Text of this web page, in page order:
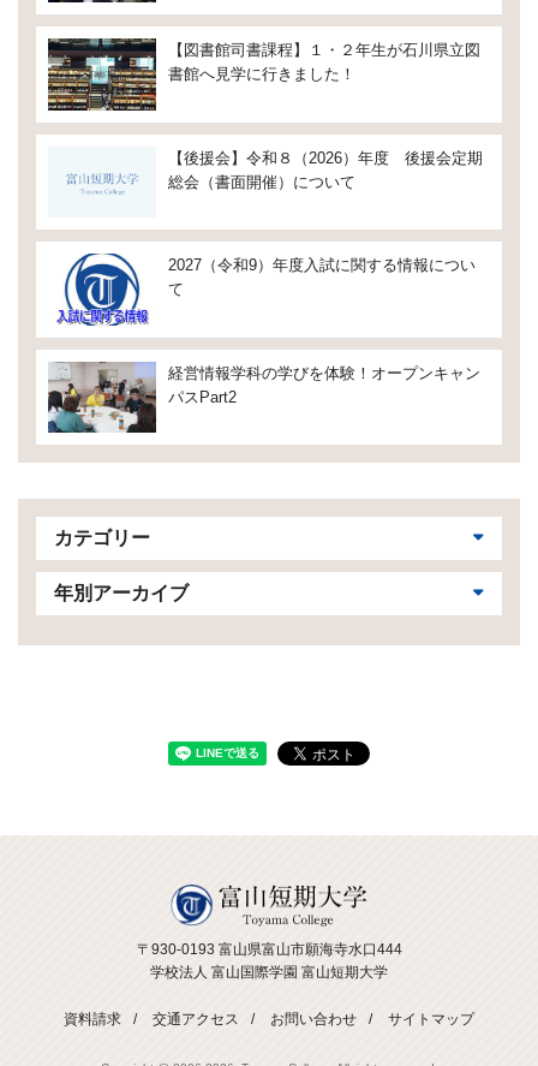
【図書館司書課程】１・２年生が石川県立図
書館へ見学に行きました！
【後援会】令和８（2026）年度 後援会定期
総会（書面開催）について
2027（令和9）年度入試に関する情報につい
て
経営情報学科の学びを体験！オープンキャン
パスPart2
カテゴリー
年別アーカイブ
〒930-0193 富山県富山市願海寺水口444
学校法人 富山国際学園 富山短期大学
資料請求 交通アクセス お問い合わせ サイトマップ